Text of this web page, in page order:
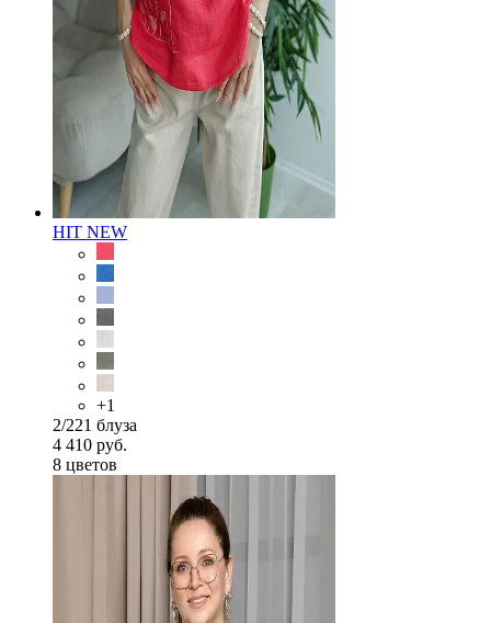
HIT NEW
+1
2/221 блуза
4 410 руб.
8 цветов